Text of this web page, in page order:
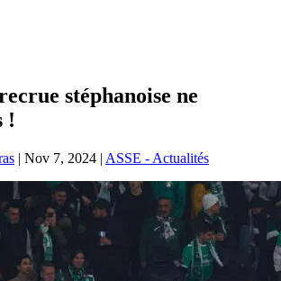
stéphanoise ne
!
| Nov 7, 2024 | ASSE - Actualités